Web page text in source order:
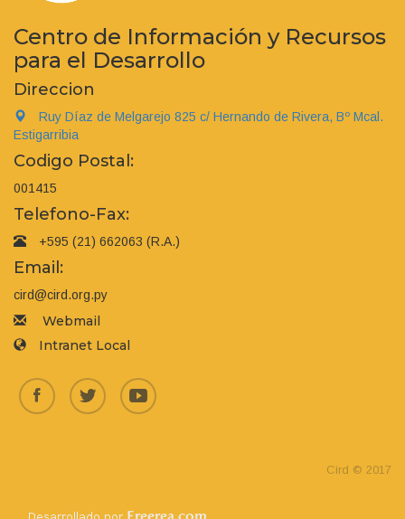
Centro de Información y Recursos
para el Desarrollo
Direccion
Ruy Díaz de Melgarejo 825 c/ Hernando de Rivera, Bº Mcal.
Estigarribia
Codigo Postal:
001415
Telefono-Fax:
+595 (21) 662063 (R.A.)
Email:
cird@cird.org.py
Webmail
Intranet Local
Cird © 2017